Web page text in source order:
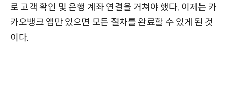
로 고객 확인 및 은행 계좌 연결을 거쳐야 했다. 이제는 카
카오뱅크 앱만 있으면 모든 절차를 완료할 수 있게 된 것
이다.